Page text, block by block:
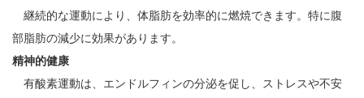
継続的な運動により、体脂肪を効率的に燃焼できます。特に腹
部脂肪の減少に効果があります。
精神的健康
有酸素運動は、エンドルフィンの分泌を促し、ストレスや不安